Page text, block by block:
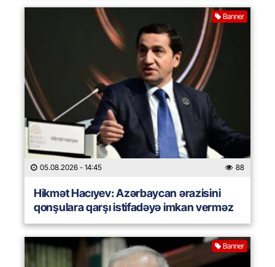
Banner
05.08.2026 - 14:45 88
Hikmət Hacıyev: Azərbaycan ərazisini
qonşulara qarşı istifadəyə imkan verməz
Banner